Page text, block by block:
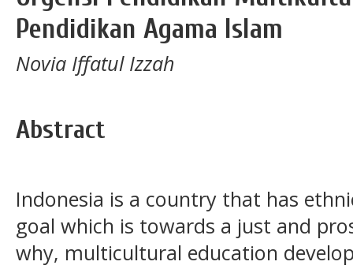
Pendidikan Agama Islam
Novia Iffatul Izzah
Abstract
Indonesia is a country that has
goal which is towards a just and
why, multicultural education